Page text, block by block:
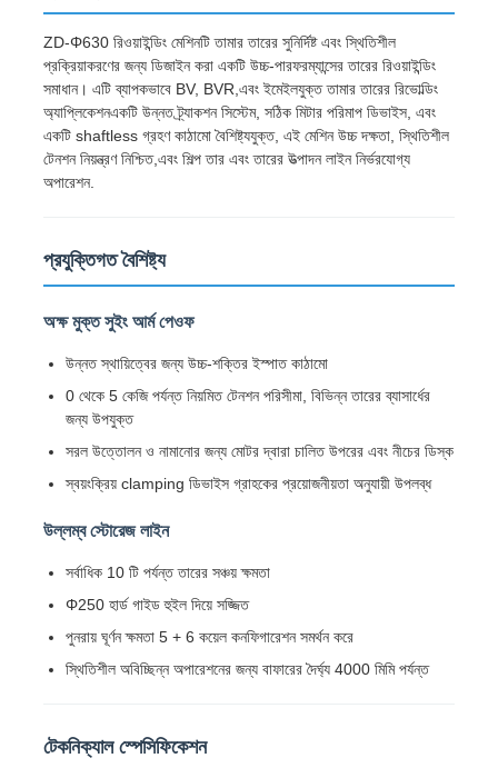
আমাদের সম্পর্কে
ZD-Φ630 রিওয়াইন্ডিং মেশিনটি তামার তারের সুনির্দিষ্ট এবং স্থিতিশীল
প্রক্রিয়াকরণের জন্য ডিজাইন করা একটি উচ্চ-পারফরম্যান্সের তারের রিওয়াইন্ডিং
সমাধান। এটি ব্যাপকভাবে BV, BVR,এবং ইমেইলযুক্ত তামার তারের রিভোল্ডিং
অ্যাপ্লিকেশনএকটি উন্নত ট্র্যাকশন সিস্টেম, সঠিক মিটার পরিমাপ ডিভাইস, এবং
একটি shaftless গ্রহণ কাঠামো বৈশিষ্ট্যযুক্ত, এই মেশিন উচ্চ দক্ষতা, স্থিতিশীল
টেনশন নিয়ন্ত্রণ নিশ্চিত,এবং শিল্প তার এবং তারের উত্পাদন লাইন নির্ভরযোগ্য
অপারেশন.
প্রযুক্তিগত বৈশিষ্ট্য
অক্ষ মুক্ত সুইং আর্ম পেওফ
উন্নত স্থায়িত্বের জন্য উচ্চ-শক্তির ইস্পাত কাঠামো
0 থেকে 5 কেজি পর্যন্ত নিয়মিত টেনশন পরিসীমা, বিভিন্ন তারের ব্যাসার্ধের
জন্য উপযুক্ত
সরল উত্তোলন ও নামানোর জন্য মোটর দ্বারা চালিত উপরের এবং নীচের ডিস্ক
স্বয়ংক্রিয় clamping ডিভাইস গ্রাহকের প্রয়োজনীয়তা অনুযায়ী উপলব্ধ
উল্লম্ব স্টোরেজ লাইন
সর্বাধিক 10 টি পর্যন্ত তারের সঞ্চয় ক্ষমতা
Φ250 হার্ড গাইড হুইল দিয়ে সজ্জিত
পুনরায় ঘূর্ণন ক্ষমতা 5 + 6 কয়েল কনফিগারেশন সমর্থন করে
স্থিতিশীল অবিচ্ছিন্ন অপারেশনের জন্য বাফারের দৈর্ঘ্য 4000 মিমি পর্যন্ত
টেকনিক্যাল স্পেসিফিকেশন